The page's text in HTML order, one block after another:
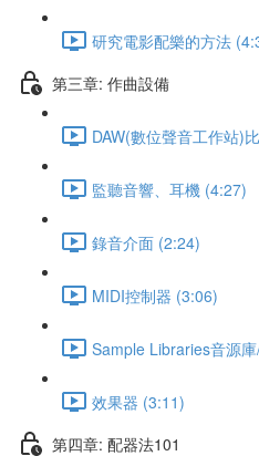
研究電影配樂的方法
第三章: 作曲設備
DAW(數位聲音工作站)
監聽音響、耳機 (4:27)
錄音介面 (2:24)
MIDI控制器 (3:06)
Sample Libraries音源
效果器 (3:11)
第四章: 配器法101